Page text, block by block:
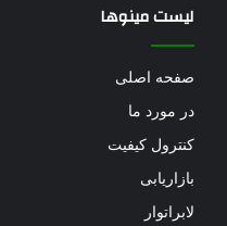
لیست مینوها
صفحه اصلی
در مورد ما
کنترول کیفیت
بازاریابی
لابراتوار